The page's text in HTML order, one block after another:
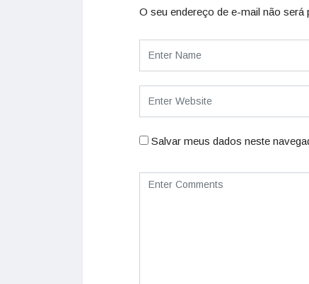
O seu endereço de e-mail não será
Salvar meus dados neste